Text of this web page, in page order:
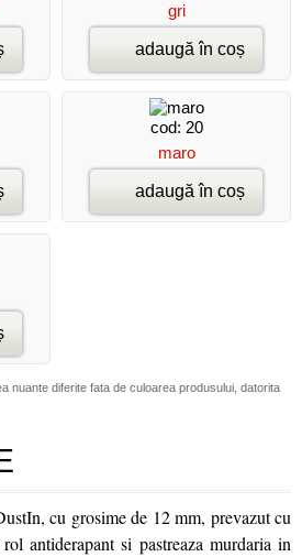
gri
adaugă în coș
cod: 20
maro
adaugă în coș
nuante diferite fata de culoarea produsului, datorita
cu grosime de 12 mm, prevazut cu
antiderapant si pastreaza murdaria in